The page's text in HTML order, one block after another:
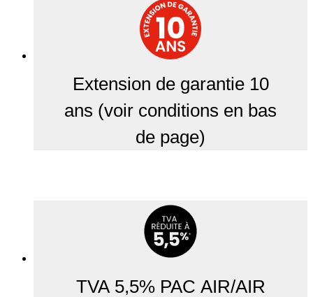
Extension de garantie 10
ans (voir conditions en bas
de page)
TVA 5,5% PAC AIR/AIR